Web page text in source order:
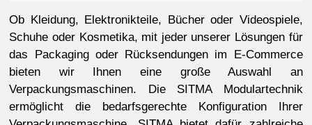
Ob Kleidung, Elektronikteile, Bücher oder Videospiele,
Schuhe oder Kosmetika, mit jeder unserer Lösungen für
das Packaging oder Rücksendungen im E-Commerce
bieten wir Ihnen eine große Auswahl an
Verpackungsmaschinen. Die SITMA Modulartechnik
ermöglicht die bedarfsgerechte Konfiguration Ihrer